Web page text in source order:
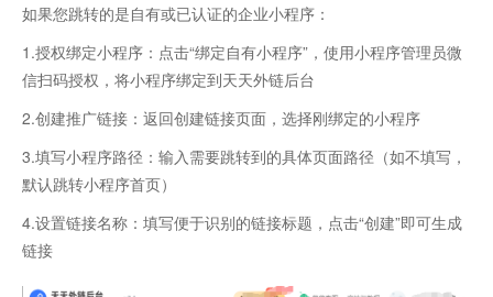
如果您跳转的是自有或已认证的企业小程序：
1.授权绑定小程序：点击“绑定自有小程序”，使用小程序管理员微
信扫码授权，将小程序绑定到天天外链后台
2.创建推广链接：返回创建链接页面，选择刚绑定的小程序
3.填写小程序路径：输入需要跳转到的具体页面路径（如不填写，
默认跳转小程序首页）
4.设置链接名称：填写便于识别的链接标题，点击“创建”即可生成
链接